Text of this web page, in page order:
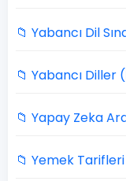
📁 Yabancı Dil
📁 Yabancı
📁 Yapay Zeka
📁 Yemek